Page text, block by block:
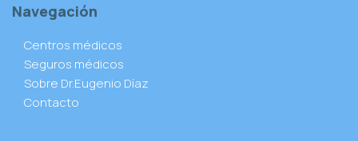
Navegación
Centros médicos
Seguros médicos
Sobre Dr.Eugenio Díaz
Contacto